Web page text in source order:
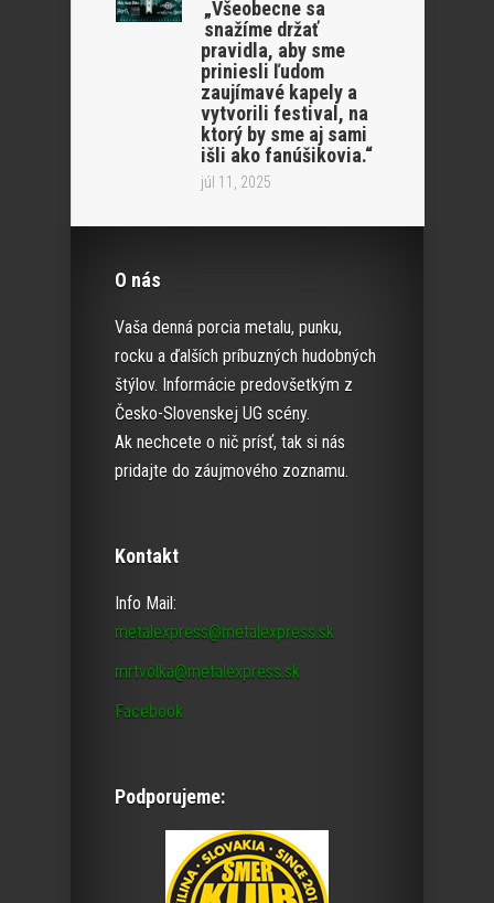
„Všeobecne sa
snažíme držať
pravidla, aby sme
priniesli ľudom
zaujímavé kapely a
vytvorili festival, na
ktorý by sme aj sami
išli ako fanúšikovia.“
júl 11, 2025
O nás
Vaša denná porcia metalu, punku,
rocku a ďalších príbuzných hudobných
štýlov. Informácie predovšetkým z
Česko-Slovenskej UG scény.
Ak nechcete o nič prísť, tak si nás
pridajte do záujmového zoznamu.
Kontakt
Info Mail:
metalexpress@metalexpress.sk
mrtvolka@metalexpress.sk
Facebook
Podporujeme: